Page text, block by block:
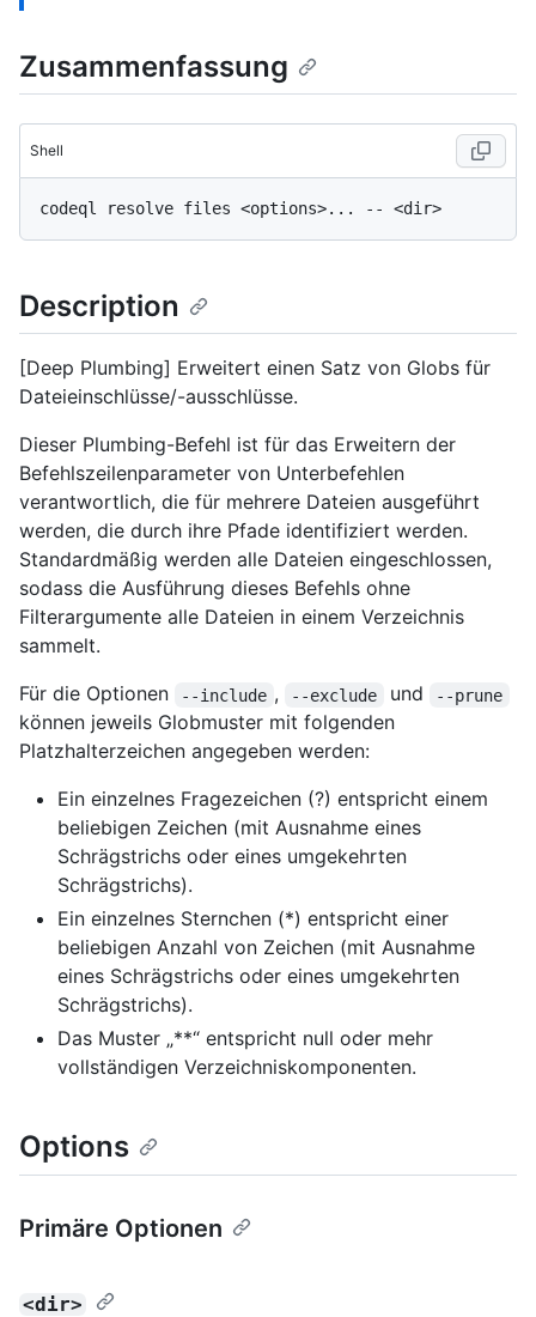
Zusammenfassung
Shell
Description
[Deep Plumbing] Erweitert einen Satz von Globs für
Dateieinschlüsse/-ausschlüsse.
Dieser Plumbing-Befehl ist für das Erweitern der
Befehlszeilenparameter von Unterbefehlen
verantwortlich, die für mehrere Dateien ausgeführt
werden, die durch ihre Pfade identifiziert werden.
Standardmäßig werden alle Dateien eingeschlossen,
sodass die Ausführung dieses Befehls ohne
Filterargumente alle Dateien in einem Verzeichnis
sammelt.
Für die Optionen
--include , --exclude und --prune
können jeweils Globmuster mit folgenden
Platzhalterzeichen angegeben werden:
Ein einzelnes Fragezeichen (?) entspricht einem
beliebigen Zeichen (mit Ausnahme eines
Schrägstrichs oder eines umgekehrten
Schrägstrichs).
Ein einzelnes Sternchen (*) entspricht einer
beliebigen Anzahl von Zeichen (mit Ausnahme
eines Schrägstrichs oder eines umgekehrten
Schrägstrichs).
Das Muster „**“ entspricht null oder mehr
vollständigen Verzeichniskomponenten.
Options
Primäre Optionen
<dir>